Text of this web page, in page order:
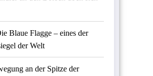
Blaue Flagge – eines der
der Welt
an der Spitze der